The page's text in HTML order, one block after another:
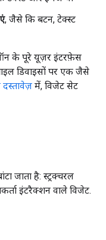
, जैसे कि बटन, टेक्स्ट
के पूरे यूज़र इंटरफ़ेस
डिवाइसों पर एक जैसे
में, विजेट सेट
जाता है: स्ट्रक्चरल
इंटरैक्शन वाले विजेट.